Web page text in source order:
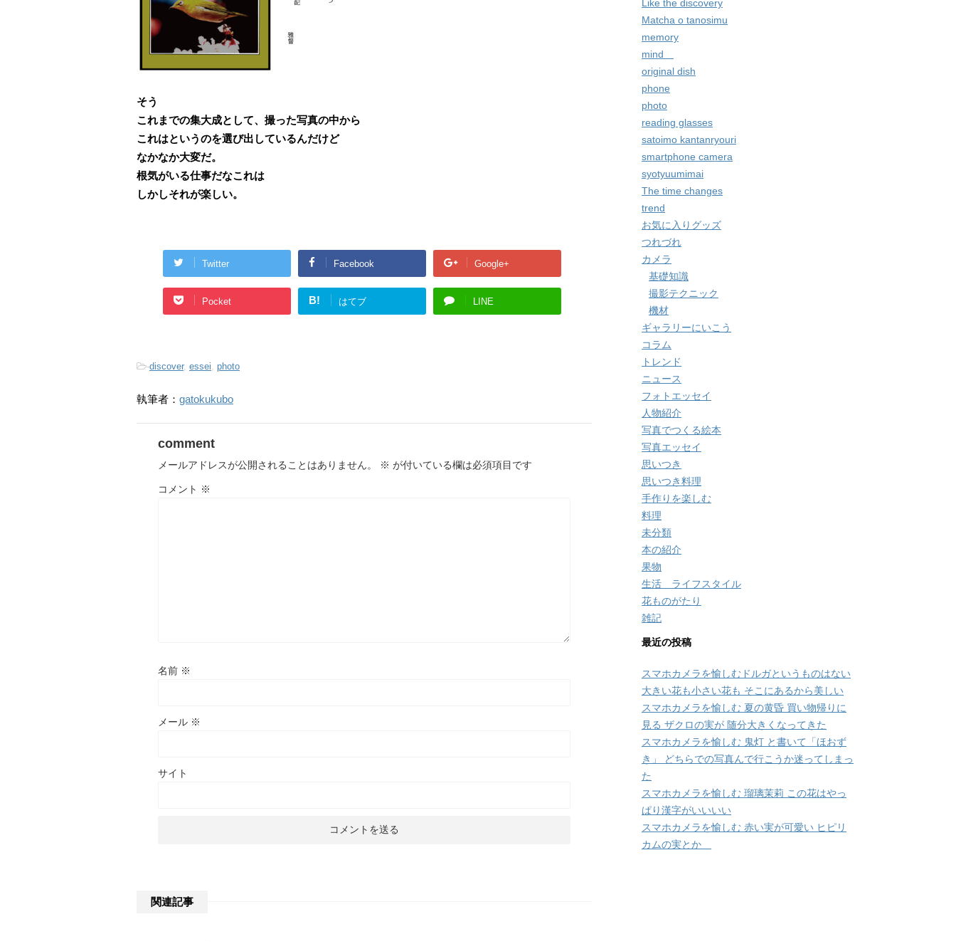
そう
これまでの集大成として、撮った写真の中から
これはというのを選び出しているんだけど
なかなか大変だ。
根気がいる仕事だなこれは
しかしそれが楽しい。
Twitter Facebook Google+
Pocket B! はてブ LINE
-discover, essei, photo
執筆者： gatokukubo
comment
メールアドレスが公開されることはありません。 ※ が付いている欄は必須項目です
コメント ※
名前 ※
メール ※
サイト
関連記事
Like the discovery
Matcha o tanosimu
memory
mind
original dish
phone
photo
reading glasses
satoimo kantanryouri
smartphone camera
syotyuumimai
The time changes
trend
お気に入りグッズ
つれづれ
カメラ
基礎知識
撮影テクニック
機材
ギャラリーにいこう
コラム
トレンド
ニュース
フォトエッセイ
人物紹介
写真でつくる絵本
写真エッセイ
思いつき
思いつき料理
手作りを楽しむ
料理
未分類
本の紹介
果物
生活 ライフスタイル
花ものがたり
雑記
最近の投稿
スマホカメラを愉しむドルガというものはない
大きい花も小さい花も そこにあるから美しい
スマホカメラを愉しむ 夏の黄昏 買い物帰りに
見る ザクロの実が 随分大きくなってきた
スマホカメラを愉しむ 鬼灯 と書いて「ほおず
き」 どちらでの写真んで行こうか迷ってしまっ
た
スマホカメラを愉しむ 瑠璃茉莉 この花はやっ
ぱり漢字がいいいい
スマホカメラを愉しむ 赤い実が可愛い ヒピリ
カムの実とか